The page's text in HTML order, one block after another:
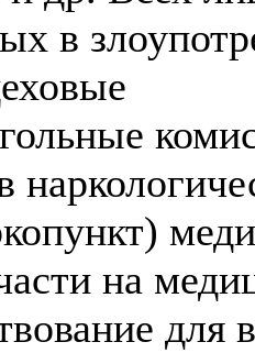
в
на
для